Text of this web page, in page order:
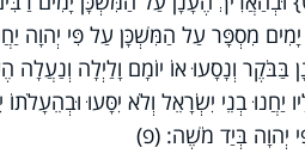
מִסְפָּר עַל הַמִּשְׁכָּן עַל פִּי יְהוָה
בַּבֹּקֶר וְנָסָעוּ אוֹ יוֹמָם וָלַיְלָה וְנַעֲלָה
יַחֲנוּ בְנֵי יִשְׂרָאֵל וְלֹא יִסָּעוּ
יְהוָה בְּיַד מֹשֶׁה: (פ)